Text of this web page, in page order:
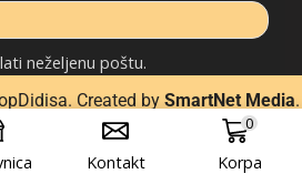
neželjenu poštu.
. Created by SmartNet Media.
Kontakt
0
Korpa